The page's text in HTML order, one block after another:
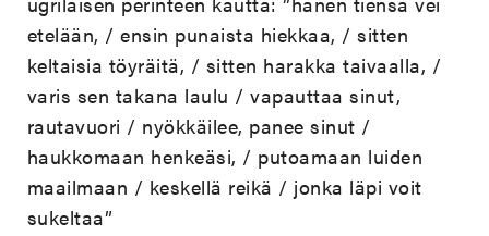
etelään, / ensin punaista hiekkaa, / sitten
keltaisia töyräitä, / sitten harakka taivaalla, /
varis sen takana laulu / vapauttaa sinut,
rautavuori / nyökkäilee, panee sinut /
haukkomaan henkeäsi, / putoamaan luiden
maailmaan / keskellä reikä / jonka läpi voit
sukeltaa”